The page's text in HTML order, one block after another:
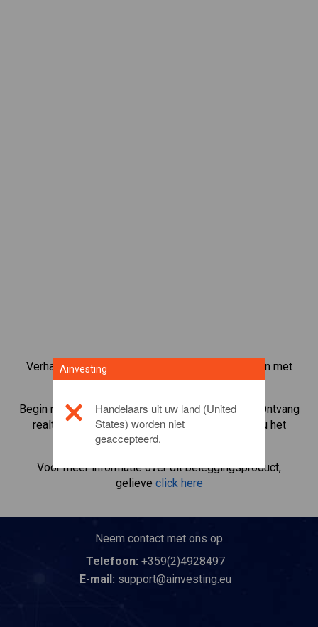
Verhandel meer dan 1000 internationale aandelen met
het CFD-handelsplatform van Ainvesting.
Begin met het handelen in CFD's inFord Motor
. Ontvang
realtime koersen en ontvang dividenden alsof u het
aandeel zelf bezit.
Voor meer informatie over dit beleggingsproduct,
gelieve click here
Neem contact met ons op
Telefoon: +359(2)4928497
E-mail: support@ainvesting.eu
Ainvesting
Handelaars uit uw land (United
States) worden niet
geaccepteerd.